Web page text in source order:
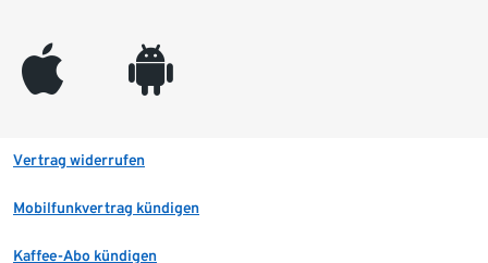
appleinc android
Vertrag widerrufen
Mobilfunkvertrag kündigen
Kaffee-Abo kündigen